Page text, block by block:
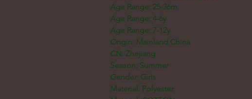
Age Range: 25-36m
Age Range: 4-6y
Age Range: 7-12y
Origin: Mainland China
CN: Zhejiang
Season: Summer
Gender: Girls
Material: Polyester